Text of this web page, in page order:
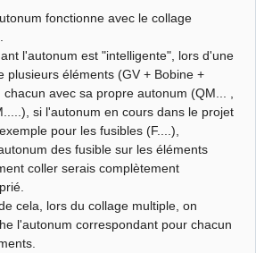
fonctionne avec le collage
l'autonum est "intelligente", lors d'une
plusieurs éléments (GV + Bobine +
chacun avec sa propre autonum (QM... ,
si l'autonum en cours dans le projet
pour les fusibles (F....),
des fusible sur les éléments
coller serais complètement
cela, lors du collage multiple, on
l'autonum correspondant pour chacun